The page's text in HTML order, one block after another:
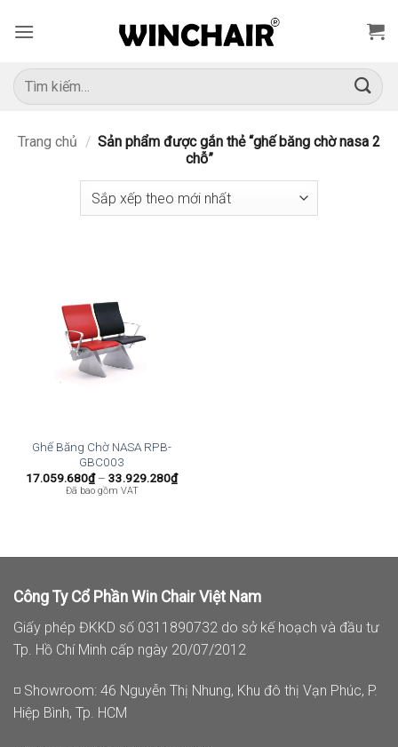
qua
dung
Tìm
kiếm:
Trang chủ / Sản phẩm được gắn thẻ “ghế băng chờ nasa 2
chỗ”
Ghế Băng Chờ NASA RPB-
GBC003
17.059.680₫ – 33.929.280₫Khoảng
giá:
Đã bao gồm VAT
Công Ty Cổ Phần Win Chair Việt Nam
Giấy phép ĐKKD số 0311890732 do sở kế hoạch và đầu tư
Tp. Hồ Chí Minh cấp ngày 20/07/2012
◽ Showroom: 46 Nguyễn Thị Nhung, Khu đô thị Vạn Phúc, P.
Hiệp Bình, Tp. HCM